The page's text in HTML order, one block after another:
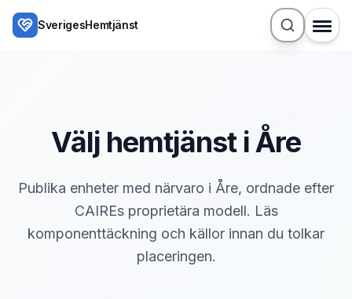
Hoppa till huvudinnehåll
SverigesHemtjänst
Välj hemtjänst i Åre
Publika enheter med närvaro i Åre, ordnade efter
CAIREs proprietära modell. Läs
komponenttäckning och källor innan du tolkar
placeringen.